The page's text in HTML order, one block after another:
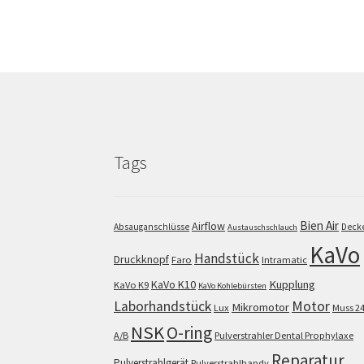
Tags
Absauganschlüsse Airflow Austauschschlauch Bien Air
Druckknopf Faro Handstück Intramatic KaVo
KaVo K9 KaVo K10 KaVo Kohlebürsten Kupplung
Laborhandstück Lux Mikromotor Motor Muss
A/B NSKO-ring Pulverstrahler Dental Prophylaxe